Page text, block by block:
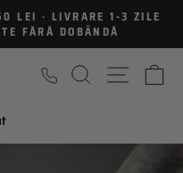
LEI · LIVRARE 1-3 ZILE
FĂRĂ DOBÂNDĂ
CAUTARE